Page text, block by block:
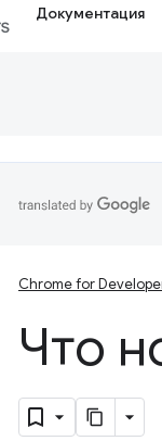
Документация
Chrome for
Что